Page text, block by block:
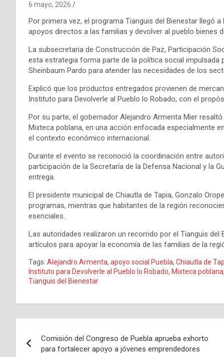
6 mayo, 2026
Por primera vez, el programa Tianguis del Bienestar llegó
apoyos directos a las familias y devolver al pueblo bienes
La subsecretaria de Construcción de Paz, Participación
esta estrategia forma parte de la política social impulsada
Sheinbaum Pardo para atender las necesidades de los
Explicó que los productos entregados provienen de
Instituto para Devolverle al Pueblo lo Robado, con el
Por su parte, el gobernador Alejandro Armenta Mier
Mixteca poblana, en una acción enfocada especialmente
el contexto económico internacional.
Durante el evento se reconoció la coordinación entre
participación de la Secretaría de la Defensa Nacional y la
entrega.
El presidente municipal de Chiautla de Tapia, Gonzalo
programas, mientras que habitantes de la región
esenciales.
Las autoridades realizaron un recorrido por el Tianguis
artículos para apoyar la economía de las familias de la
Tags: Alejandro Armenta, apoyo social Puebla, Chiautla de
Instituto para Devolverle al Pueblo lo Robado, Mixteca poblana,
Tianguis del Bienestar
de
Comisión del Congreso de Puebla aprueba exhorto
para fortalecer apoyo a jóvenes emprendedores